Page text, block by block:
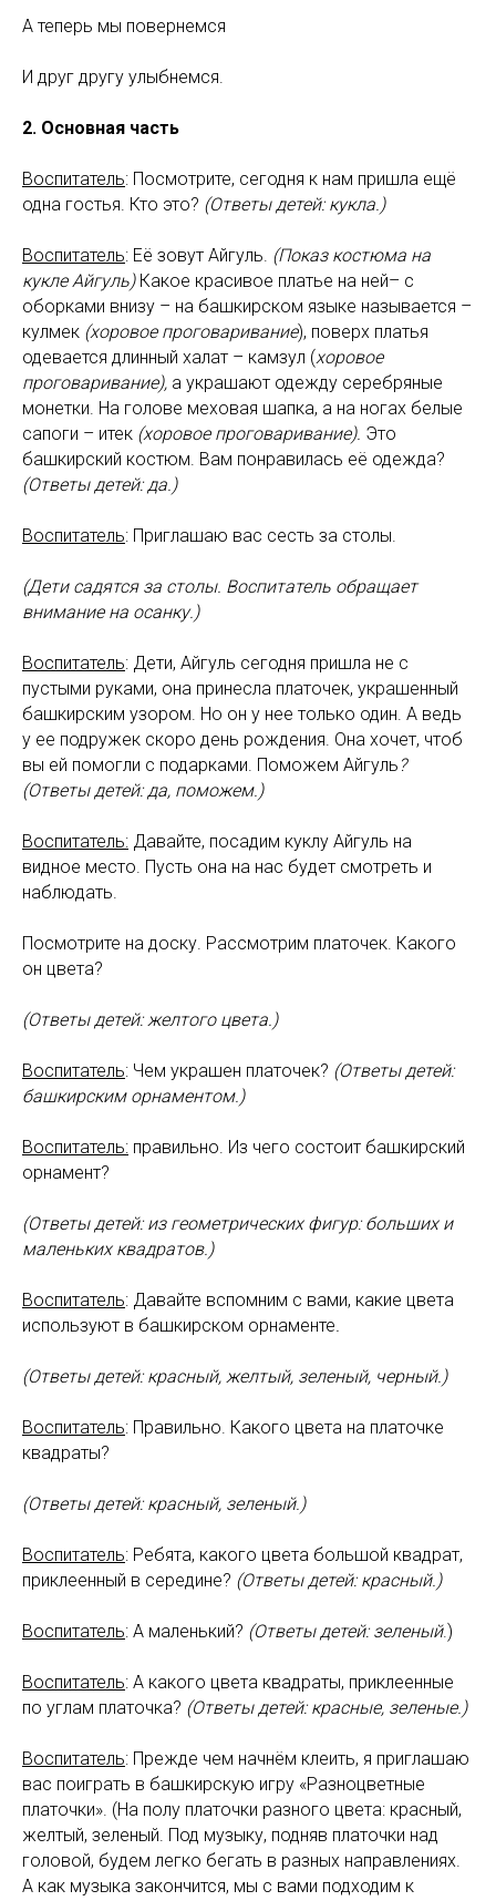
А теперь мы повернемся
И друг другу улыбнемся.
2. Основная часть
Воспитатель: Посмотрите, сегодня к нам пришла ещё
одна гостья. Кто это? (Ответы детей: кукла.)
Воспитатель: Её зовут Айгуль. (Показ костюма на
кукле Айгуль) Какое красивое платье на ней– с
оборками внизу – на башкирском языке называется –
кулмек (хоровое проговаривание), поверх платья
одевается длинный халат – камзул (хоровое
проговаривание), а украшают одежду серебряные
монетки. На голове меховая шапка, а на ногах белые
сапоги – итек (хоровое проговаривание). Это
башкирский костюм. Вам понравилась её одежда?
(Ответы детей: да.)
Воспитатель: Приглашаю вас сесть за столы.
(Дети садятся за столы. Воспитатель обращает
внимание на осанку.)
Воспитатель: Дети, Айгуль сегодня пришла не с
пустыми руками, она принесла платочек, украшенный
башкирским узором. Но он у нее только один. А ведь
у ее подружек скоро день рождения. Она хочет, чтоб
вы ей помогли с подарками. Поможем Айгуль ?
(Ответы детей: да, поможем.)
Воспитатель: Давайте, посадим куклу Айгуль на
видное место. Пусть она на нас будет смотреть и
наблюдать.
Посмотрите на доску. Рассмотрим платочек. Какого
он цвета?
(Ответы детей: желтого цвета.)
Воспитатель: Чем украшен платочек? (Ответы детей:
башкирским орнаментом.)
Воспитатель: правильно. Из чего состоит башкирский
орнамент?
(Ответы детей: из геометрических фигур: больших и
маленьких квадратов.)
Воспитатель: Давайте вспомним с вами, какие цвета
используют в башкирском орнаменте.
(Ответы детей: красный, желтый, зеленый, черный.)
Воспитатель: Правильно. Какого цвета на платочке
квадраты?
(Ответы детей: красный, зеленый.)
Воспитатель: Ребята, какого цвета большой квадрат,
приклеенный в середине? (Ответы детей: красный.)
Воспитатель: А маленький? (Ответы детей: зеленый.)
Воспитатель: А какого цвета квадраты, приклеенные
по углам платочка? (Ответы детей: красные, зеленые.)
Воспитатель: Прежде чем начнём клеить, я приглашаю
вас поиграть в башкирскую игру «Разноцветные
платочки». (На полу платочки разного цвета: красный,
желтый, зеленый. Под музыку, подняв платочки над
головой, будем легко бегать в разных направлениях.
А как музыка закончится, мы с вами подходим к